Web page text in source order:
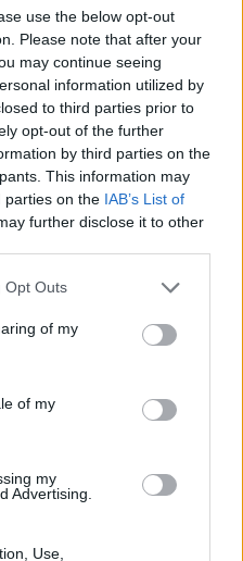
use the below opt-out
Please note that after your
may continue seeing
information utilized by
to third parties prior to
opt-out of the further
by third parties on the
This information may
parties on the IAB’s List of
further disclose it to other
uses one or more Google
behaviour. You may click to
and its third-party tags to
purposes in below Google
Opt Outs
of my
of my
my
Advertising.
Use,
εδώ
50 /50
Πώς η
διέσωσε ανθρώπινες
από την
φωτιά στην
– Πάνω από 250
απομακρύνθηκαν
θαλάσσης